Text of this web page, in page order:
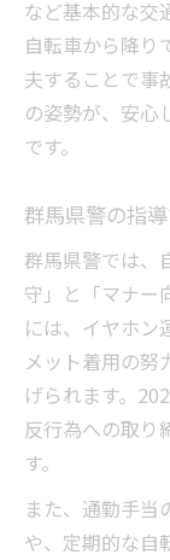
など基本的な交
自転車から降り
夫することで事
の姿勢が、安心
です。
群馬県警の指
群馬県警では、
守」と「マナー
には、イヤホン
メット着用の努
げられます。
反行為への取り
す。
また、通勤手当
や、定期的な自